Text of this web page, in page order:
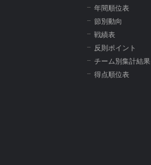
年間順位表
節別動向
戦績表
反則ポイント
チーム別集計結果
得点順位表